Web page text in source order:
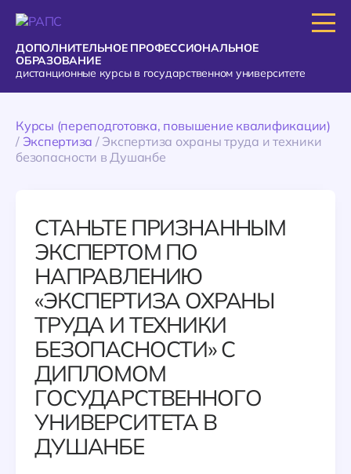
ДОПОЛНИТЕЛЬНОЕ ПРОФЕССИОНАЛЬНОЕ
ОБРАЗОВАНИЕ
дистанционные курсы в государственном университете
Курсы (переподготовка, повышение квалификации)
/ Экспертиза / Экспертиза охраны труда и техники
безопасности в Душанбе
СТАНЬТЕ ПРИЗНАННЫМ
ЭКСПЕРТОМ ПО
НАПРАВЛЕНИЮ
«ЭКСПЕРТИЗА ОХРАНЫ
ТРУДА И ТЕХНИКИ
БЕЗОПАСНОСТИ» С
ДИПЛОМОМ
ГОСУДАРСТВЕННОГО
УНИВЕРСИТЕТА В
ДУШАНБЕ